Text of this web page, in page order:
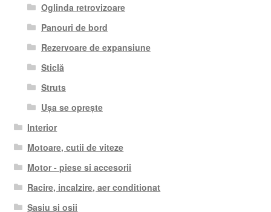
Oglinda retrovizoare
Panouri de bord
Rezervoare de expansiune
Sticlă
Struts
Ușa se oprește
Interior
Motoare, cutii de viteze
Motor - piese si accesorii
Racire, incalzire, aer conditionat
Șasiu și osii